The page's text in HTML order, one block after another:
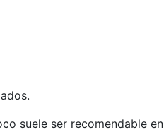
suele ser recomendable en